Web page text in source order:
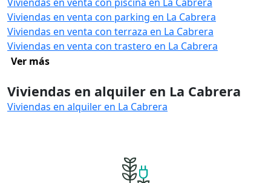
Viviendas en venta con parking en La Cabrera
Viviendas en venta con terraza en La Cabrera
Viviendas en venta con trastero en La Cabrera
Ver más
Viviendas en alquiler en La Cabrera
Viviendas en alquiler en La Cabrera